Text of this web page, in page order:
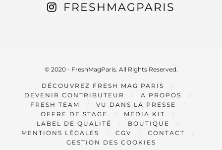
FRESHMAGPARIS
© 2020 - FreshMagParis. All Rights Reserved.
DÉCOUVREZ FRESH MAG PARIS
DEVENIR CONTRIBUTEUR
A PROPOS
FRESH TEAM
VU DANS LA PRESSE
OFFRE DE STAGE
MEDIA KIT
LABEL DE QUALITÉ
BOUTIQUE
MENTIONS LÉGALES
CGV
CONTACT
GESTION DES COOKIES